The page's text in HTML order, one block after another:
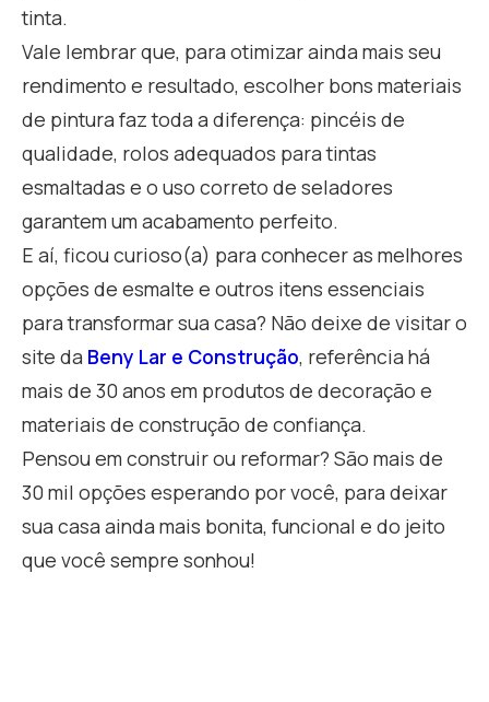
tinta.
Vale lembrar que, para otimizar ainda mais seu
rendimento e resultado, escolher bons materiais
de pintura faz toda a diferença: pincéis de
qualidade, rolos adequados para tintas
esmaltadas e o uso correto de seladores
garantem um acabamento perfeito.
E aí, ficou curioso(a) para conhecer as melhores
opções de esmalte e outros itens essenciais
para transformar sua casa? Não deixe de visitar o
site da Beny Lar e Construção, referência há
mais de 30 anos em produtos de decoração e
materiais de construção de confiança.
Pensou em construir ou reformar? São mais de
30 mil opções esperando por você, para deixar
sua casa ainda mais bonita, funcional e do jeito
que você sempre sonhou!